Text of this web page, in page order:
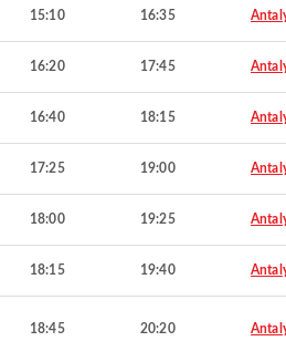
15:10 16:35
16:20 17:45
16:40 18:15
17:25 19:00
18:00 19:25
18:15 19:40
18:45 20:20